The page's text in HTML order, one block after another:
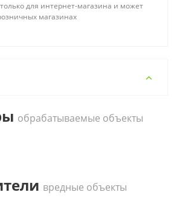
для интернет-магазина и может
магазинах
обрабатываемые объекты
вредные объекты